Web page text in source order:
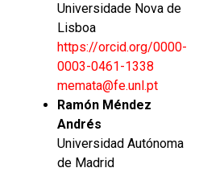
Universidade Nova de
Lisboa
https://orcid.org/0000-
0003-0461-1338
memata@fe.unl.pt
Ramón Méndez
Andrés
Universidad Autónoma
de Madrid